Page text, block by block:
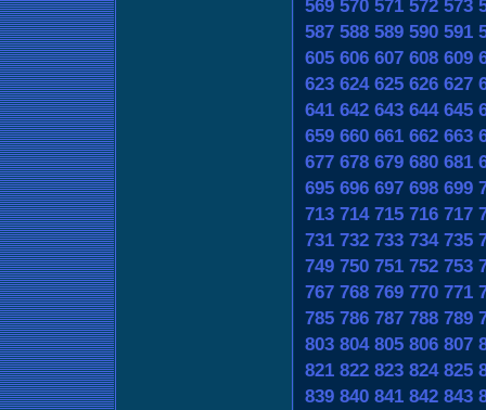
569 570 571 572 573
587 588 589 590 591
605 606 607 608 609
623 624 625 626 627
641 642 643 644 645
659 660 661 662 663
677 678 679 680 681
695 696 697 698 699
713 714 715 716 717
731 732 733 734 735
749 750 751 752 753
767 768 769 770 771
785 786 787 788 789
803 804 805 806 807
821 822 823 824 825
839 840 841 842 843